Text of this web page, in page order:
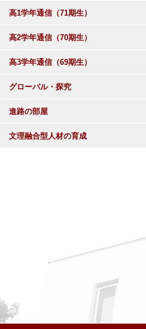
高1学年通信（71期生）
高2学年通信（70期生）
高3学年通信（69期生）
グローバル・探究
進路の部屋
文理融合型人材の育成